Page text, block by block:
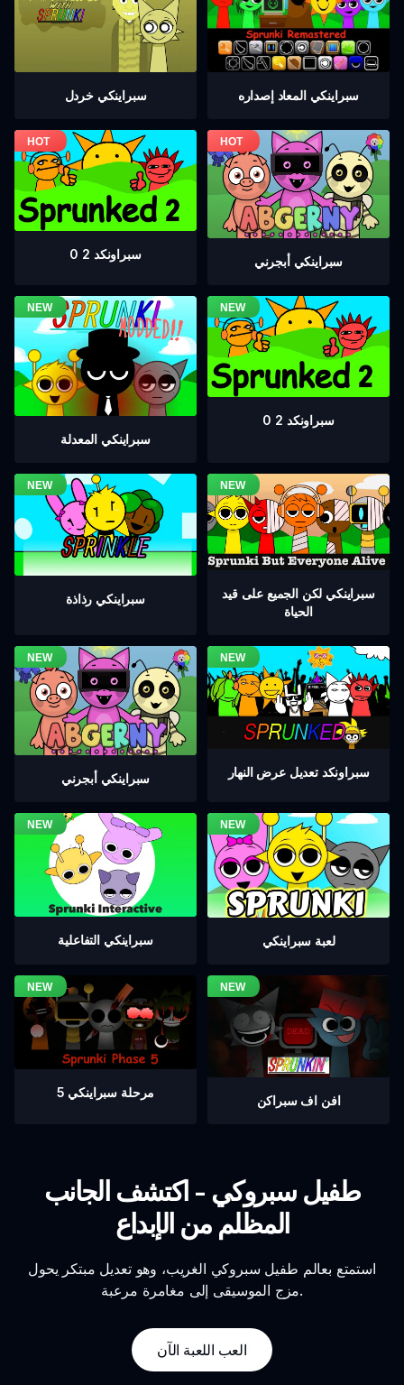
سبراينكي خردل سبراينكي المعاد إصداره
سبراونكد 2 0
سبراينكي أبجرني
سبراينكي المعدلة
سبراونكد 2 0
سبراينكي رذاذة
سبراينكي لكن الجميع على قيد
الحياة
سبراينكي أبجرني سبراونكد تعديل عرض النهار
سبراينكي التفاعلية لعبة سبراينكي
مرحلة سبراينكي 5
افن اف سبراكن
طفيل سبروكي - اكتشف الجانب
المظلم من الإبداع
استمتع بعالم طفيل سبروكي الغريب، وهو تعديل مبتكر يحول
مزج الموسيقى إلى مغامرة مرعبة.
العب اللعبة الآن